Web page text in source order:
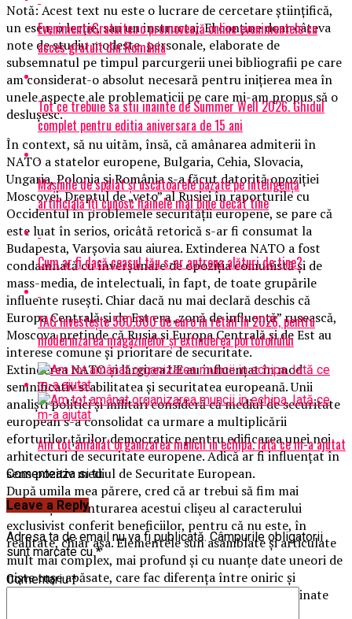
Notă: Acest text nu este o lucrare de cercetare științifică,
un eseu, o lecție, sau un instructaj. El conține doar câteva
note de studiu modeste, personale, elaborate de
subsemnatul pe timpul parcurgerii unei bibliografii pe care
am considerat-o absolut necesară pentru inițierea mea în
unele aspecte ale problematicii pe care mi-am propus să o
desluşesc.
În context, să nu uităm, însă, că amânarea admiterii în
NATO a statelor europene, Bulgaria, Cehia, Slovacia,
Ungaria, Polonia şi România s-a făcut datorită opoziţiei
Moscovei. Dreptul de „veto” al Rusiei în raporturile cu
Occidentul în problemele securităţii europene, se pare că
este luat în serios, oricâtă retorică s-ar fi consumat la
Budapesta, Varşovia sau aiurea. Extinderea NATO a fost
condamnată cu înverşunare de opoziţia comunistă şi de
mass-media, de intelectuali, în fapt, de toate grupările
influente ruseşti. Chiar dacă nu mai declară deschis că
Europa Centrală şi de Est era „zonă de influenţă” rusească,
Moscova pretinde că Rusia şi Europa Centrală şi de Est au
interese comune şi prioritare de securitate.
Extinderea NATO şi lărgirea UE au influenţat în mod
semnificativ stabilitatea şi securitatea europeană. Unii
analişti politici şi militari consideră că mediul de securitate
european s-a consolidat ca urmare a multiplicării
eforturilor ţărilor democratice pentru edificarea unei noi
arhitecturi de securitate europene. Adică ar fi influenţat în
sens pozitiv mediul de Securitate European.
După umila mea părere, cred că ar trebui să fim mai
rezervaţi în vânturarea acestui clişeu al caracterului
exclusivist conferit beneficiilor, pentru că nu este, în
realitate, chiar aşa. Elementele sun asamblate şi articulate
mult mai complex, mai profund şi cu nuanţe date uneori de
nişte tuşe apăsate, care fac diferenţa între oniric şi
realitatea efectivă, necosmetizată prin cuvinte destinate
EvenimenteGratuite.ro promovează online evenimentele cu
acces gratuit din România
Tot ce trebuie sa stii inainte de Summer Well 2026. Ghidul
complet pentru editia aniversara de 15 ani
Mașinile de spălat și uscătoarele bazate pe inteligență
artificială îți cunosc hainele mai bine decât tine
Cum ar fi dacă ceasul tău s-ar antrena alături de tine?
TAG investește 500.000 de euro în retail în 2026, pentru
modernizarea magazinelor și extinderea portofoliului
Am tot amânat organizarea muncii in echipa. Iată ce m-a ajutat
Comenteaza si tu
Leave a Reply
Adresa ta de email nu va fi publicată. Câmpurile obligatorii
sunt marcate cu*
Comentariu*